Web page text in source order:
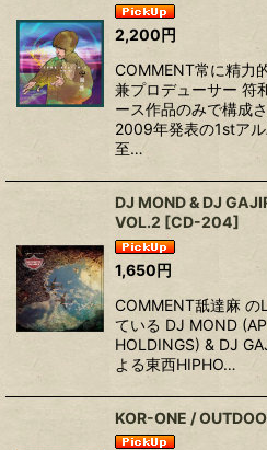
2,200円
COMMENT常に精力
兼プロデューサー 符
ース作品のみで構成
2009年発表の1stア
至…
DJ MOND & DJ
VOL.2 [CD-204]
1,650円
COMMENT舐達麻 の
ている DJ MOND
HOLDINGS) & DJ
よる東西HIPHO…
KOR-ONE /